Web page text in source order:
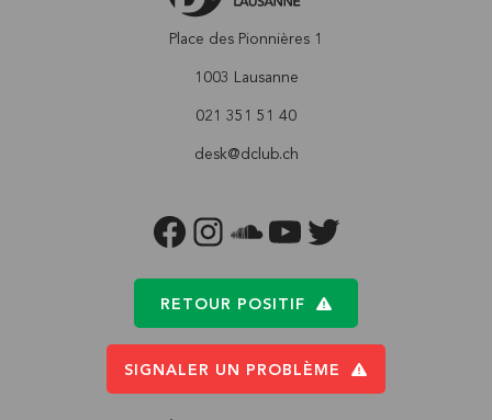
Place des Pionnières 1
1003 Lausanne
021 351 51 40
desk@dclub.ch
FACEBOOKINSTAGRAM
SOUNDCLOUD
YOUTUBETWITTER
RETOUR POSITIF
SIGNALER UN PROBLÈME